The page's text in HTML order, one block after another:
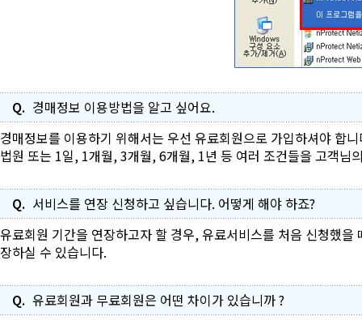
Q. 경매정보 이용방법을 알고 싶어요.
경매정보를 이용하기 위해서는 우선 유료회원으로 가입하셔야 합
법원 또는 1일, 1개월, 3개월, 6개월, 1년 등 여러 조건들을 고객님
Q. 서비스를 연장 신청하고 싶습니다. 어떻게 해야 하죠?
유료회원 기간을 연장하고자 할 경우, 유료서비스를 처음 신청했
장하실 수 있습니다.
Q. 유료회원과 무료회원은 어떤 차이가 있습니까 ?